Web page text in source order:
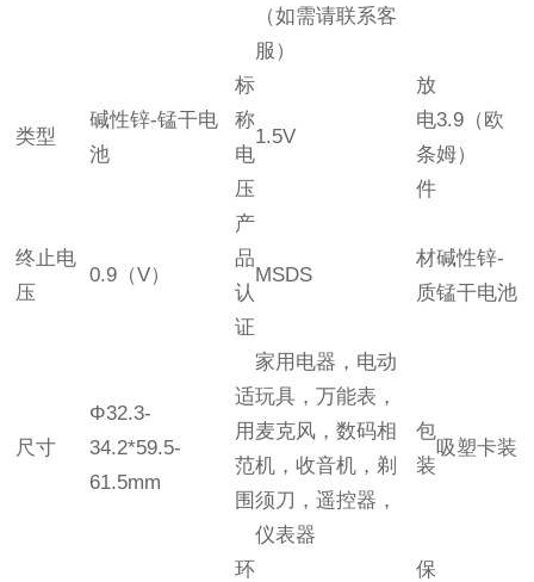
（如需请联系客
服）
类型
碱性锌-锰干电
池
标
称
电
压
1.5V
放
电
条
件
3.9（欧
姆）
终止电
压
0.9（V）
产
品
认
证
MSDS
材
质
碱性锌-
锰干电池
尺寸
Φ32.3-
34.2*59.5-
61.5mm
适
用
范
围
家用电器，电动
玩具，万能表，
麦克风，数码相
机，收音机，剃
须刀，遥控器，
仪表器
包
装
吸塑卡装
环
保